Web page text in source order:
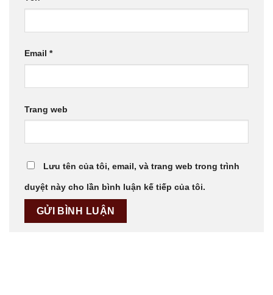
Email *
Trang web
Lưu tên của tôi, email, và trang web trong trình
duyệt này cho lần bình luận kế tiếp của tôi.